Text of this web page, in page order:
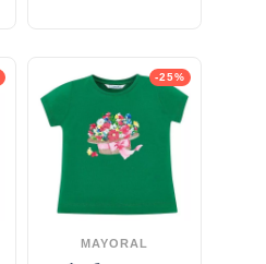
-25%
MAYORAL